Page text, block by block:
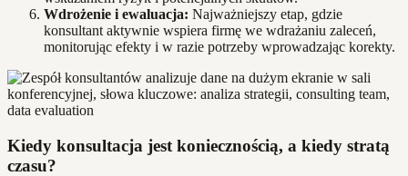
Wdrożenie i ewaluacja: Najważniejszy etap, gdzie
konsultant aktywnie wspiera firmę we wdrażaniu zaleceń,
monitorując efekty i w razie potrzeby wprowadzając korekty.
Kiedy konsultacja jest koniecznością, a kiedy stratą
czasu?